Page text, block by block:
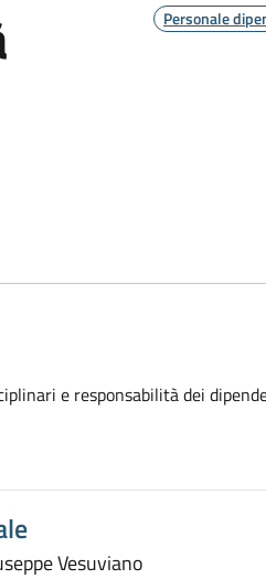
Personale
e responsabilità dei
Vesuviano